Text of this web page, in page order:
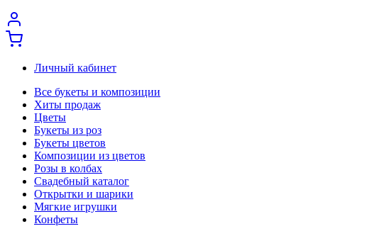
Личный кабинет
Все букеты и композиции
Хиты продаж
Цветы
Букеты из роз
Букеты цветов
Композиции из цветов
Розы в колбах
Свадебный каталог
Открытки и шарики
Мягкие игрушки
Конфеты